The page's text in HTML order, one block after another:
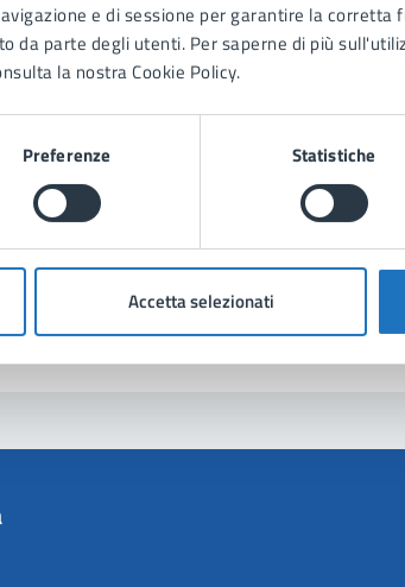
e di sessione per garantire la corretta
da parte degli utenti. Per saperne di più
la nostra Cookie Policy.
Preferenze Statistiche
Accetta selezionati
comune